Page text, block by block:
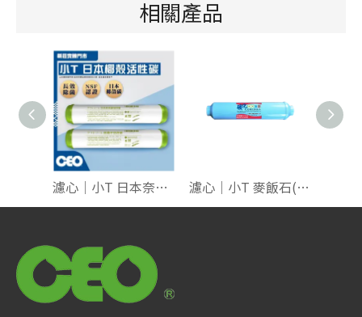
相關產品
濾心｜小T 日本奈米銀 NSF (綠)T33 濾心｜小T 麥飯石(藍殼) 2分鎖牙 NSF T33